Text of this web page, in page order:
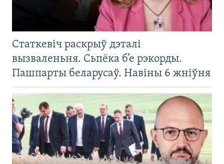
Статкевіч раскрыў дэталі
вызваленьня. Сьпёка б’е рэкорды.
Пашпарты беларусаў. Навіны 6 жніўня